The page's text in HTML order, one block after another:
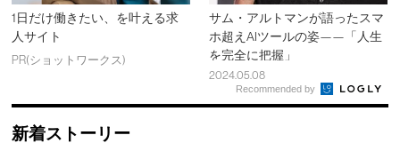
1日だけ働きたい、を叶える求
人サイト
PR(ショットワークス)
サム・アルトマンが語ったスマ
ホ超えAIツールの姿——「人生
を完全に把握」
2024.05.08
Recommended by
新着ストーリー